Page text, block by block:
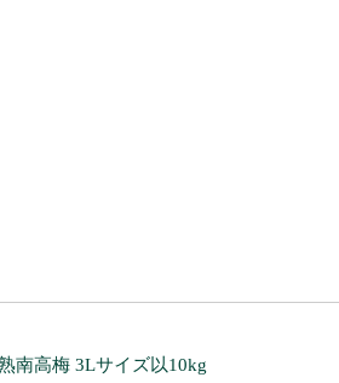
南高梅 3Lサイズ以10kg